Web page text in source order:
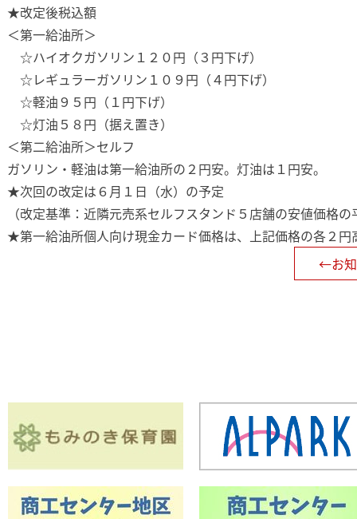
★改定後税込額
＜第一給油所＞
☆ハイオクガソリン１２０円（３円下げ）
☆レギュラーガソリン１０９円（４円下げ）
☆軽油９５円（１円下げ）
☆灯油５８円（据え置き）
＜第二給油所＞セルフ
ガソリン・軽油は第一給油所の２円安。灯油は１円安。
★次回の改定は６月１日（水）の予定
（改定基準：近隣元売系セルフスタンド５店舗の安値価格の
★第一給油所個人向け現金カード価格は、上記価格の各２円
←お知